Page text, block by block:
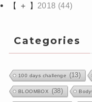
【 ＋ 】 2018 (44)
Categories
100 days challenge (13)
BLOOMBOX (38)